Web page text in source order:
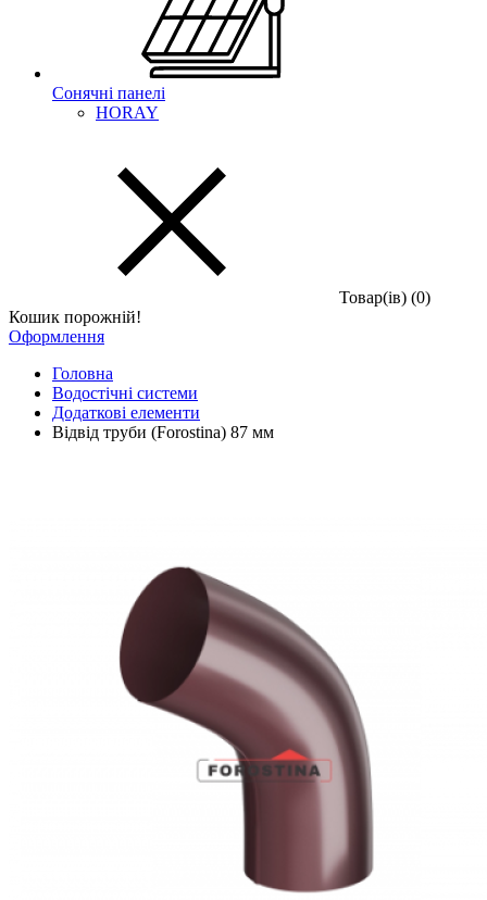
Сонячні панелі
HORAY
Товар(iв) (0)
Кошик порожній!
Оформлення
Головна
Водостічні системи
Додаткові елементи
Відвід труби (Forostina) 87 мм